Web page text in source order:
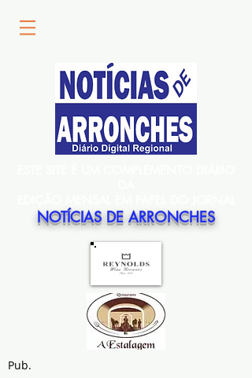
NOTÍCIAS DE ARRONCHES
Pub.